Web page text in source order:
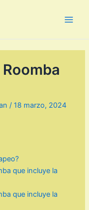
/18 marzo, 2024
que incluye la
que incluye la